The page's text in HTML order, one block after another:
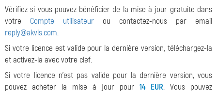
Vérifiez si vous pouvez bénéficier de la mise à jour gratuite dans
votre Compte utilisateur ou contactez-nous par email
reply@akvis.com.
Si votre licence est valide pour la dernière version, téléchargez-la
et activez-la avec votre clef.
Si votre licence n'est pas valide pour la dernière version, vous
pouvez acheter la mise à jour pour 14 EUR. Vous pouvez